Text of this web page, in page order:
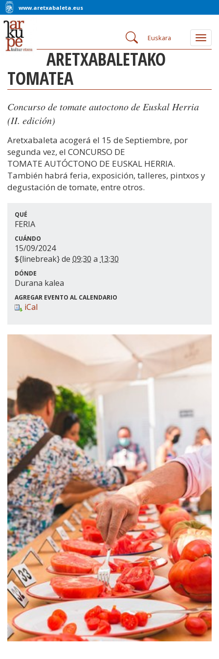
www.aretxabaleta.eus
Euskara
ARETXABALETAKO
TOMATEA
Concurso de tomate autoctono de Euskal Herria
(II. edición)
Aretxabaleta acogerá el 15 de Septiembre, por
segunda vez, el CONCURSO DE
TOMATE AUTÓCTONO DE EUSKAL HERRIA.
También habrá feria, exposición, talleres, pintxos y
degustación de tomate, entre otros.
QUÉ
FERIA
CUÁNDO
15/09/2024
${linebreak} de 09:30 a 13:30
DÓNDE
Durana kalea
AGREGAR EVENTO AL CALENDARIO
iCal